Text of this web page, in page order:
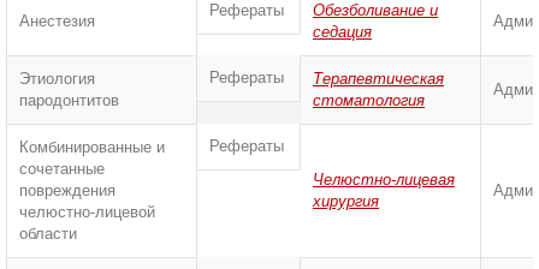
Анестезия
Рефераты
Обезболивание и
седация
Этиология
пародонтитов
Рефераты
Терапевтическая
стоматология
Комбинированные и
сочетанные
повреждения
челюстно-лицевой
области
Рефераты
Челюстно-лицевая
хирургия